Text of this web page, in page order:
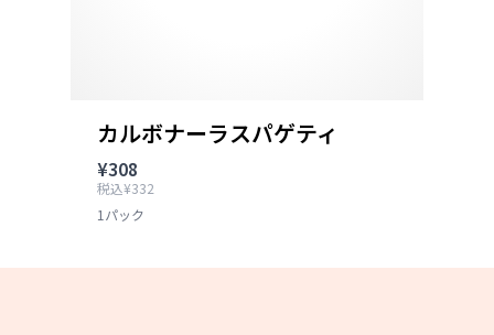
カルボナーラスパゲティ
¥308
税込¥332
1パック